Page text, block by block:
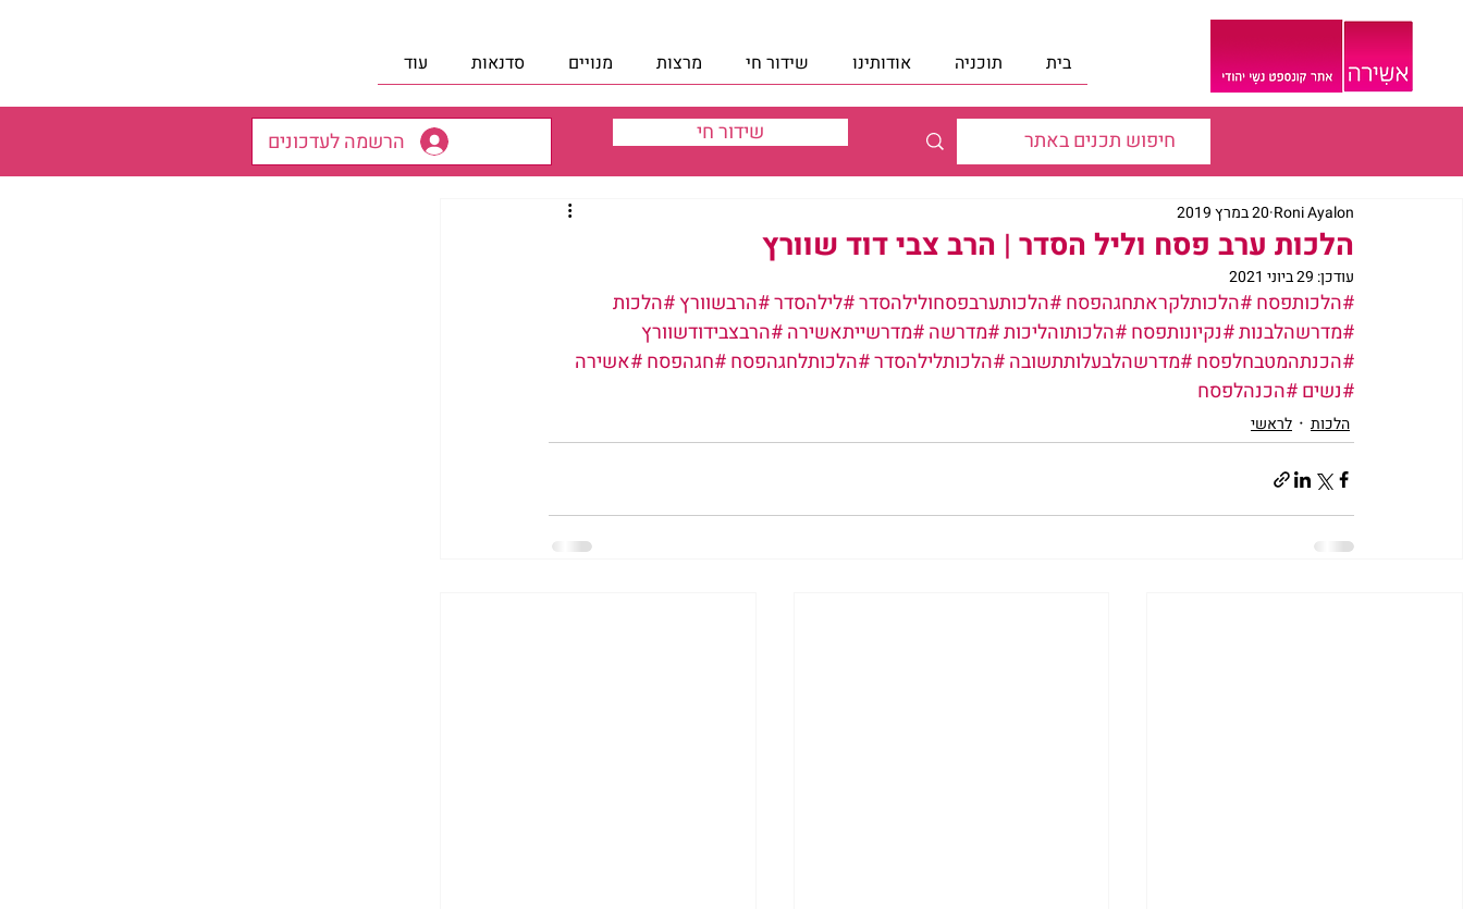
בית תוכניה אודותינו שידור חי מרצות מנויים סדנאות עוד
הרשמה לעדכונים שידור חי
הלכות ערב פסח וליל הסדר | הרב צבי דוד שוורץ
Roni Ayalon 20 במרץ 2019
עודכן: 29 ביוני 2021
#הלכותפסח#הלכותלקראתחגהפסח#הלכותערבפסחולילהסדר#לילהסדר#הרבשוורץ#הלכות
#מדרשהלבנות#נקיונותפסח#הלכותוהליכות#מדרשה#מדרשייתאשירה#הרבצבידודשוורץ
#הכנתהמטבחלפסח#מדרשהלבעלותתשובה#הלכותלילהסדר#הלכותלחגהפסח#חגהפסח#אשירה
#נשים#הכנהלפסח
הלכות לראשי